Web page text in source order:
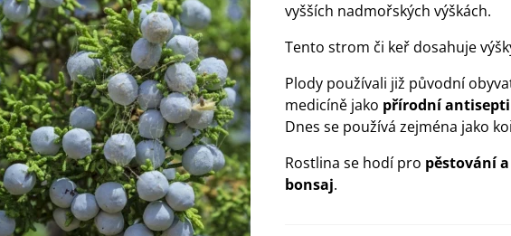
vyšších nadmořských výškách.
Tento strom či keř dosahuje
Plody používali již původní
medicíně jako přírodní
Dnes se používá zejména jako
Rostlina se hodí pro pěstování
bonsaj.